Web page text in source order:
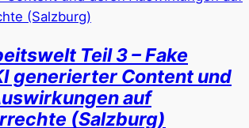
Teil 3 – Fake
generierter Content und
auf
(Salzburg)